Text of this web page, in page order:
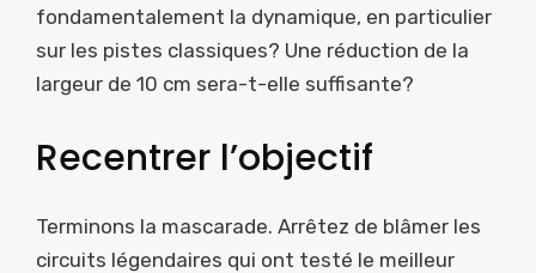
fondamentalement la dynamique, en particulier
sur les pistes classiques? Une réduction de la
largeur de 10 cm sera-t-elle suffisante?
Recentrer l’objectif
Terminons la mascarade. Arrêtez de blâmer les
circuits légendaires qui ont testé le meilleur